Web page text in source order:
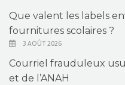
Que valent les labels
fournitures scolaires ?
3 AOÛT 2026
Courriel frauduleux
et de l’ANAH